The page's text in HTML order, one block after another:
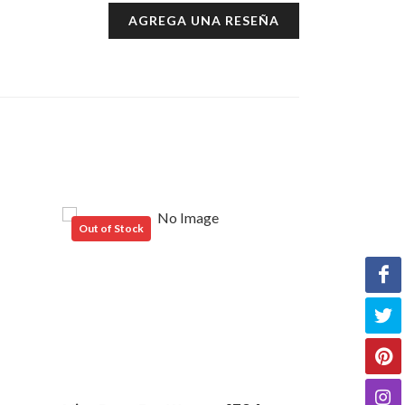
AGREGA UNA RESEÑA
Out of Stock